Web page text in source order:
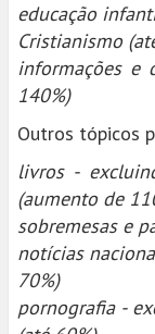
educação
Cristianismo
informações e
140%)
Outros tópicos
livros -
(aumento de
sobremesas e
notícias
70%)
pornografia -